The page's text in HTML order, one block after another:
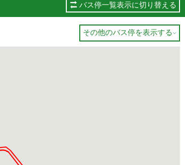
バス停一覧表示に切り替える
その他のバス停を表示する 